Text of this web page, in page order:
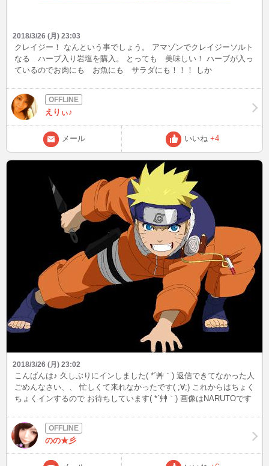
2018/3/26 (月) 23:03
クレイジー！ なんという事でしょう。 アマゾンでクレイジーソルト
なる ハーブ入り岩塩を購入。 とっても 美味しい！ ハーブが入っ
ているのでお肉にも お魚にも サラダにも！！！ しか
まった。 ３年くらい お塩を買わなくてもいいんじゃないかってゆ
ー大きさ。 皆さん お買い物の時には サイズを確認しましょ
う・・・・ あたりまえか＞＜ でも 美味しいから いいとしましょ
う＾＾
えりぃ♪
メール いいね +4
2018/3/26 (月) 23:02
こんばんは♪ 久しぶりにインしました( *´艸｀) 返信できてなかった人
ごめんなさい、、 忙しくて来れなかったです( ;∀;) これからはちょく
ちょくインするので お待ちしています( *´艸｀) 画像はNARUTOです
が好きな方 は是非お待ちしています( *´艸｀)
のの★彡